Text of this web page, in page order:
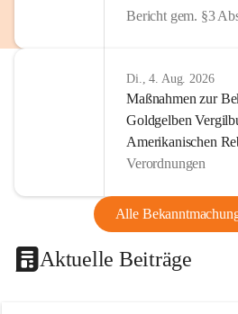
Bericht gem. §3
Di., 4. Aug. 2026
Maßnahmen zur
Goldgelben
Amerikanischen
Verordnungen
Alle
Aktuelle Beiträge